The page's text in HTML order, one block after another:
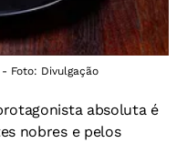
Foto: Divulgação
absoluta é
nobres e pelos